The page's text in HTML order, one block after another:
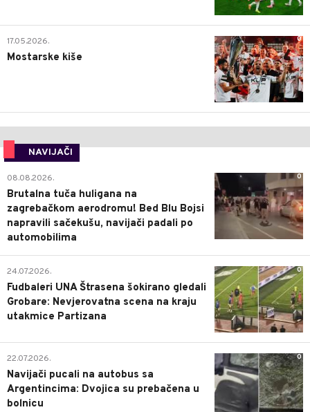
0
17.05.2026.
Mostarske kiše
NAVIJAČI
0
08.08.2026.
Brutalna tuča huligana na
zagrebačkom aerodromu! Bed Blu Bojsi
napravili sačekušu, navijači padali po
automobilima
0
24.07.2026.
Fudbaleri UNA Štrasena šokirano gledali
Grobare: Nevjerovatna scena na kraju
utakmice Partizana
0
22.07.2026.
Navijači pucali na autobus sa
Argentincima: Dvojica su prebačena u
bolnicu